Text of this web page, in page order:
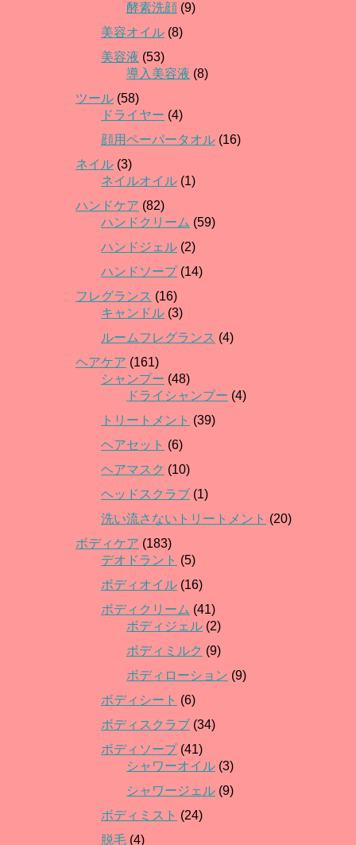
酵素洗顔 (9)
美容オイル (8)
美容液 (53)
導入美容液 (8)
ツール (58)
ドライヤー (4)
顔用ペーパータオル (16)
ネイル (3)
ネイルオイル (1)
ハンドケア (82)
ハンドクリーム (59)
ハンドジェル (2)
ハンドソープ(14)
フレグランス (16)
キャンドル (3)
ルームフレグランス (4)
ヘアケア (161)
シャンプー (48)
ドライシャンプー (4)
トリートメント (39)
ヘアセット (6)
ヘアマスク (10)
ヘッドスクラブ (1)
洗い流さないトリートメント (20)
ボディケア (183)
デオドラント (5)
ボディオイル (16)
ボディクリーム (41)
ボディジェル (2)
ボディミルク (9)
ボディローション (9)
ボディシート (6)
ボディスクラブ (34)
ボディソープ(41)
シャワーオイル (3)
シャワージェル (9)
ボディミスト (24)
脱毛 (4)